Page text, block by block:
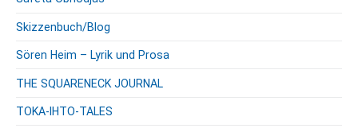
Skizzenbuch/Blog
Sören Heim – Lyrik und Prosa
THE SQUARENECK JOURNAL
TOKA-IHTO-TALES